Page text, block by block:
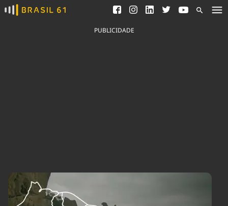
Ver todas as notícias
Saneamento
Indicadores
Agronegócios
Brasil
Cultura
PUBLICIDADE